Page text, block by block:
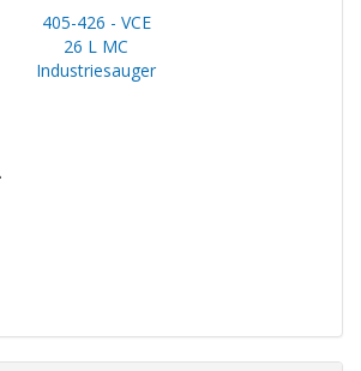
405-426 - VCE
26 L MC
Industriesauger